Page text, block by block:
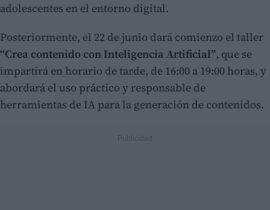
adolescentes en el entorno digital.
Posteriormente, el 22 de junio dará comienzo el taller
“Crea contenido con Inteligencia Artificial”, que se
impartirá en horario de tarde, de 16:00 a 19:00 horas, y
abordará el uso práctico y responsable de
herramientas de IA para la generación de contenidos.